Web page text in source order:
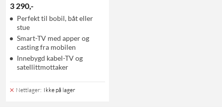
3 290,-
Perfekt til bobil, båt eller
stue
Smart-TV med apper og
casting fra mobilen
Innebygd kabel-TV og
satellittmottaker
Nettlager: Ikke på lager